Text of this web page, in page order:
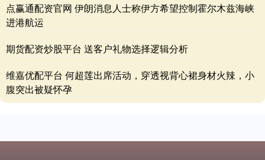
点赢通配资官网 伊朗消息人士称伊方希望控制霍尔木兹海峡
进港航运
期货配资炒股平台 送客户礼物选择逻辑分析
维嘉优配平台 何超莲出席活动，穿透视背心裙身材火辣，小
腹突出被疑怀孕